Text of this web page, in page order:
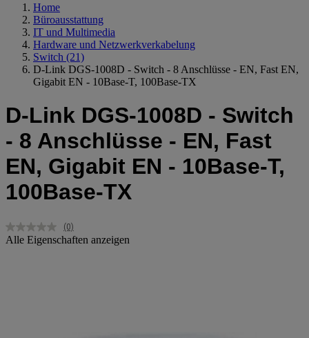
Home
Büroausstattung
IT und Multimedia
Hardware und Netzwerkverkabelung
Switch (21)
D-Link DGS-1008D - Switch - 8 Anschlüsse - EN, Fast EN,
Gigabit EN - 10Base-T, 100Base-TX
D-Link DGS-1008D - Switch
- 8 Anschlüsse - EN, Fast
EN, Gigabit EN - 10Base-T,
100Base-TX
Kein
Beurteilungswert.
(0)
Alle Eigenschaften anzeigen